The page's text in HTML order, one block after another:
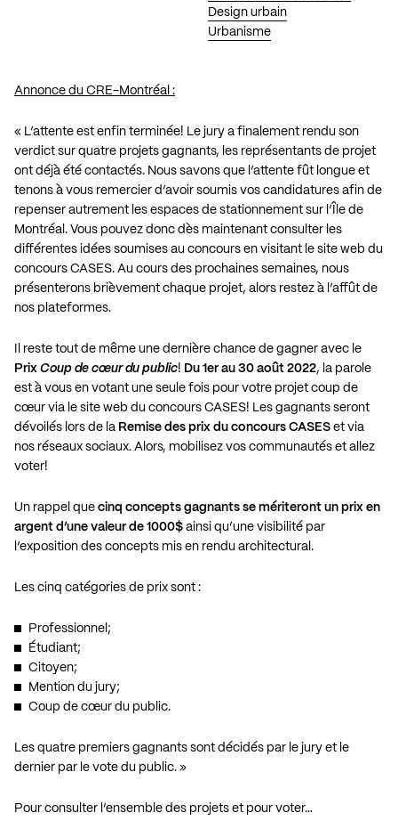
Design urbain
Urbanisme
Annonce du CRE-Montréal :
« L’attente est enfin terminée! Le jury a finalement rendu son
verdict sur quatre projets gagnants, les représentants de projet
ont déjà été contactés. Nous savons que l’attente fût longue et
tenons à vous remercier d’avoir soumis vos candidatures afin de
repenser autrement les espaces de stationnement sur l’Île de
Montréal. Vous pouvez donc dès maintenant consulter les
différentes idées soumises au concours en visitant le site web du
concours CASES. Au cours des prochaines semaines, nous
présenterons brièvement chaque projet, alors restez à l’affût de
nos plateformes.
Il reste tout de même une dernière chance de gagner avec le
Prix Coup de cœur du public! Du 1er au 30 août 2022, la parole
est à vous en votant une seule fois pour votre projet coup de
cœur via le site web du concours CASES! Les gagnants seront
dévoilés lors de la Remise des prix du concours CASES et via
nos réseaux sociaux. Alors, mobilisez vos communautés et allez
voter!
Un rappel que cinq concepts gagnants se mériteront un prix en
argent d’une valeur de 1000$ ainsi qu’une visibilité par
l’exposition des concepts mis en rendu architectural.
Les cinq catégories de prix sont :
Professionnel;
Étudiant;
Citoyen;
Mention du jury;
Coup de cœur du public.
Les quatre premiers gagnants sont décidés par le jury et le
dernier par le vote du public. »
Pour consulter l’ensemble des projets et pour voter…